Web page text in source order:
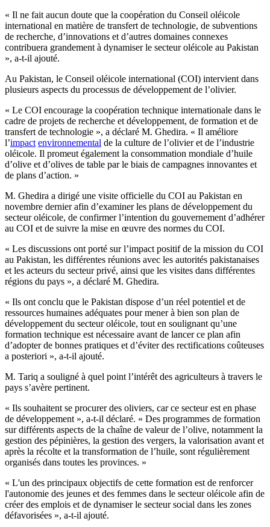
« Il ne fait aucun doute que la coopération du Conseil oléicole
international en matière de transfert de technologie, de subventions
de recherche, d’innovations et d’autres domaines connexes
contribuera grandement à dynamiser le secteur oléicole au Pakistan
», a-t-il ajouté.
Au Pakistan, le Conseil oléicole international (COI) intervient dans
plusieurs aspects du processus de développement de l’olivier.
« Le COI encourage la coopération technique internationale dans le
cadre de projets de recherche et développement, de formation et de
transfert de technologie », a déclaré M. Ghedira. « Il améliore
l’impact environnemental de la culture de l’olivier et de l’industrie
oléicole. Il promeut également la consommation mondiale d’huile
d’olive et d’olives de table par le biais de campagnes innovantes et
de plans d’action. »
M. Ghedira a dirigé une visite officielle du COI au Pakistan en
novembre dernier afin d’examiner les plans de développement du
secteur oléicole, de confirmer l’intention du gouvernement d’adhérer
au COI et de suivre la mise en œuvre des normes du COI.
« Les discussions ont porté sur l’impact positif de la mission du COI
au Pakistan, les différentes réunions avec les autorités pakistanaises
et les acteurs du secteur privé, ainsi que les visites dans différentes
régions du pays », a déclaré M. Ghedira.
« Ils ont conclu que le Pakistan dispose d’un réel potentiel et de
ressources humaines adéquates pour mener à bien son plan de
développement du secteur oléicole, tout en soulignant qu’une
formation technique est nécessaire avant de lancer ce plan afin
d’adopter de bonnes pratiques et d’éviter des rectifications coûteuses
a posteriori », a-t-il ajouté.
M. Tariq a souligné à quel point l’intérêt des agriculteurs à travers le
pays s’avère pertinent.
« Ils souhaitent se procurer des oliviers, car ce secteur est en phase
de développement », a-t-il déclaré. « Des programmes de formation
sur différents aspects de la chaîne de valeur de l’olive, notamment la
gestion des pépinières, la gestion des vergers, la valorisation avant et
après la récolte et la transformation de l’huile, sont régulièrement
organisés dans toutes les provinces. »
« L'un des principaux objectifs de cette formation est de renforcer
l'autonomie des jeunes et des femmes dans le secteur oléicole afin de
créer des emplois et de dynamiser le secteur social dans les zones
défavorisées », a-t-il ajouté.